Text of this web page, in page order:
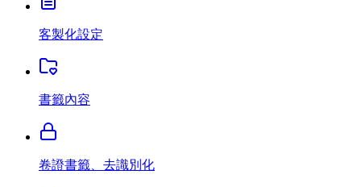
客製化設定
書籤內容
卷證書籤、去識別化